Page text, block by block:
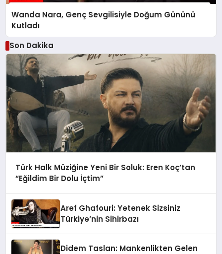
Wanda Nara, Genç Sevgilisiyle Doğum Gününü
Kutladı
Son Dakika
Türk Halk Müziğine Yeni Bir Soluk: Eren Koç’tan
“Eğildim Bir Dolu İçtim”
Aref Ghafouri: Yetenek Sizsiniz
Türkiye’nin Sihirbazı
Didem Taslan: Mankenlikten Gelen